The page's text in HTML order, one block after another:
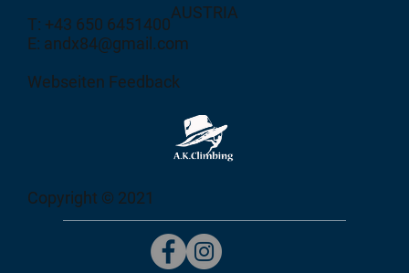
AUSTRIA
T: +43 650 6451400
E: andx84@gmail.com
Webseiten Feedback
Copyright © 2021